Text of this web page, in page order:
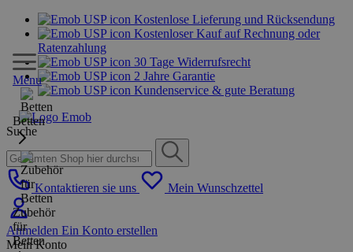
Kostenlose Lieferung und Rücksendung
Kostenloser Kauf auf Rechnung oder
Ratenzahlung
30 Tage Widerrufsrecht
2 Jahre Garantie
Kundenservice & gute Beratung
Suche
Kontaktieren sie uns Mein Wunschzettel
Anmelden Ein Konto erstellen
Mein Konto
Menu
Betten
Zubehör
für
Betten